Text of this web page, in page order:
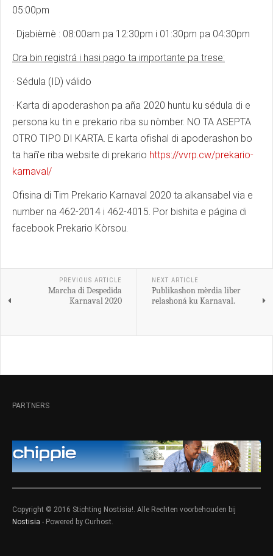
05:00pm
· Djabièrnè : 08:00am pa 12:30pm i 01:30pm pa 04:30pm
Ora bin registrá i hasi pago ta importante pa trese:
· Sédula (ID) válido
· Karta di apoderashon pa aña 2020 huntu ku sédula di e
persona ku tin e prekario riba su nòmber. NO TA ASEPTA
OTRO TIPO DI KARTA. E karta ofishal di apoderashon bo
ta hañ'e riba website di prekario https://vvrp.cw/prekario-
karnaval/
Ofisina di Tim Prekario Karnaval 2020 ta alkansabel via e
number na 462-2014 i 462-4015. Por bishita e página di
facebook Prekario Kòrsou.
PREVIOUS ARTICLE
Marcha di Despedida
Karnaval 2020
NEXT ARTICLE
Publikashon mèrdia liber
relashoná ku Karnaval.
PARTNERS
Copyright © 2016 Stichting Nostisia!. Alle Rechten voorbehouden bij
Nostisia - Powered by Curhost.